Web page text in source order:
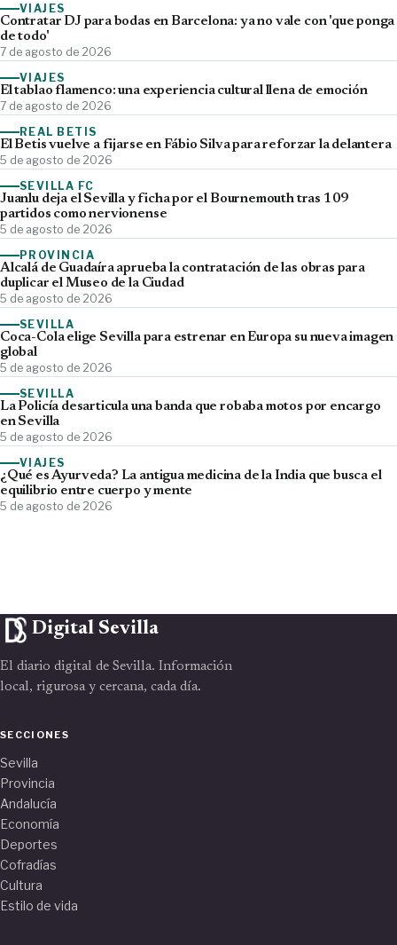
VIAJES
Contratar DJ para bodas en Barcelona: ya no vale con 'que ponga
de todo'
7 de agosto de 2026
VIAJES
El tablao flamenco: una experiencia cultural llena de emoción
7 de agosto de 2026
REAL BETIS
El Betis vuelve a fijarse en Fábio Silva para reforzar la delantera
5 de agosto de 2026
SEVILLA FC
Juanlu deja el Sevilla y ficha por el Bournemouth tras 109
partidos como nervionense
5 de agosto de 2026
PROVINCIA
Alcalá de Guadaíra aprueba la contratación de las obras para
duplicar el Museo de la Ciudad
5 de agosto de 2026
SEVILLA
Coca-Cola elige Sevilla para estrenar en Europa su nueva imagen
global
5 de agosto de 2026
SEVILLA
La Policía desarticula una banda que robaba motos por encargo
en Sevilla
5 de agosto de 2026
VIAJES
¿Qué es Ayurveda? La antigua medicina de la India que busca el
equilibrio entre cuerpo y mente
5 de agosto de 2026
Digital Sevilla
El diario digital de Sevilla. Información
local, rigurosa y cercana, cada día.
SECCIONES
Sevilla
Provincia
Andalucía
Economía
Deportes
Cofradías
Cultura
Estilo de vida